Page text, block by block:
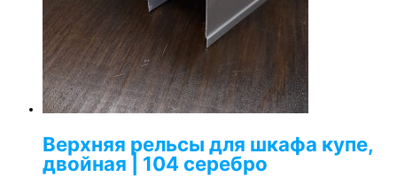
Верхняя рельсы для шкафа купе,
двойная | 104 серебро